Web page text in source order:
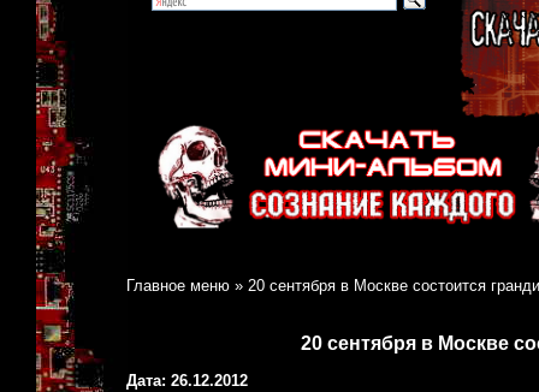
Главное меню » 20 сентября в Москве состоится
20 сентября в Москве
Дата: 26.12.2012